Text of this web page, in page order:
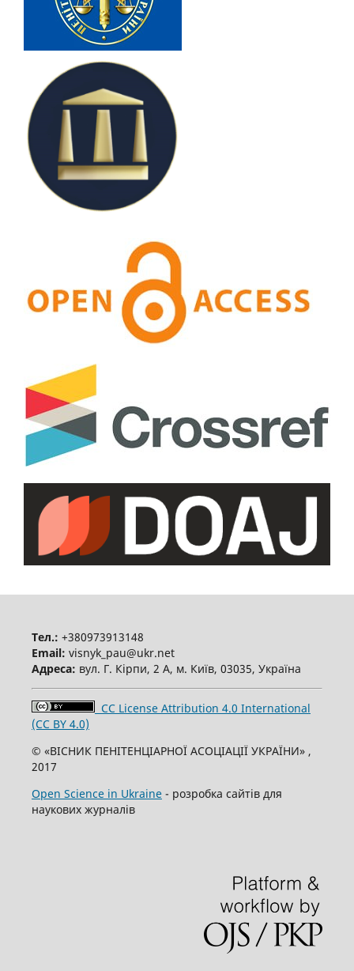
Тел.: +380973913148
Email: visnyk_pau@ukr.net
Адреса: вул. Г. Кірпи, 2 А, м. Київ, 03035, Україна
CC License Attribution 4.0 International
(CC BY 4.0)
© «ВІСНИК ПЕНІТЕНЦІАРНОЇ АСОЦІАЦІЇ УКРАЇНИ» ,
2017
Open Science in Ukraine- розробка сайтів для
наукових журналів